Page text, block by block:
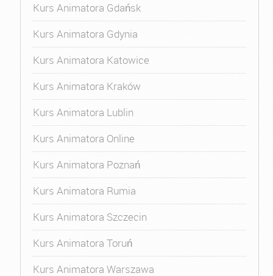
Kurs Animatora Gdańsk
Kurs Animatora Gdynia
Kurs Animatora Katowice
Kurs Animatora Kraków
Kurs Animatora Lublin
Kurs Animatora Online
Kurs Animatora Poznań
Kurs Animatora Rumia
Kurs Animatora Szczecin
Kurs Animatora Toruń
Kurs Animatora Warszawa